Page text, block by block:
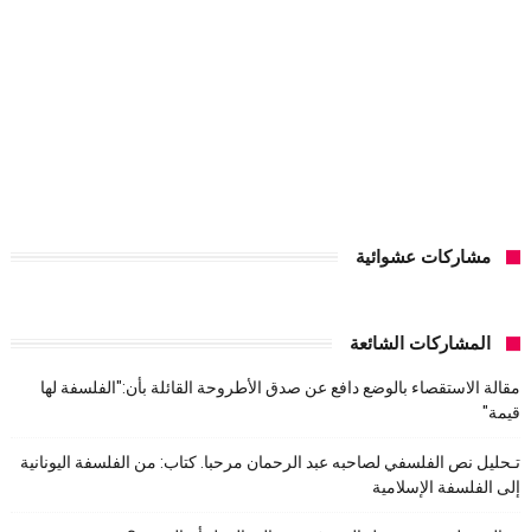
مشاركات عشوائية
المشاركات الشائعة
مقالة الاستقصاء بالوضع دافع عن صدق الأطروحة القائلة بأن:"الفلسفة لها
قيمة"
تـحليل نص الفلسفي لصاحبه عبد الرحمان مرحبا. كتاب: من الفلسفة اليونانية
إلى الفلسفة الإسلامية